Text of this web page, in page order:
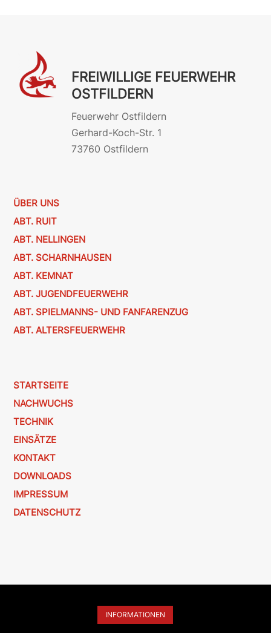
FREIWILLIGE FEUERWEHR
OSTFILDERN
Feuerwehr Ostfildern
Gerhard-Koch-Str. 1
73760 Ostfildern
ÜBER UNS
ABT. RUIT
ABT. NELLINGEN
ABT. SCHARNHAUSEN
ABT. KEMNAT
ABT. JUGENDFEUERWEHR
ABT. SPIELMANNS- UND FANFARENZUG
ABT. ALTERSFEUERWEHR
STARTSEITE
NACHWUCHS
TECHNIK
EINSÄTZE
KONTAKT
DOWNLOADS
IMPRESSUM
DATENSCHUTZ
INFORMATIONEN